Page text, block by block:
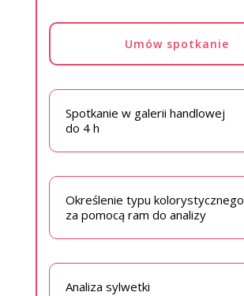
Umów spotkanie
Spotkanie w galerii handlowej
do 4 h
Określenie typu kolorystycznego
za pomocą ram do analizy
Analiza sylwetki